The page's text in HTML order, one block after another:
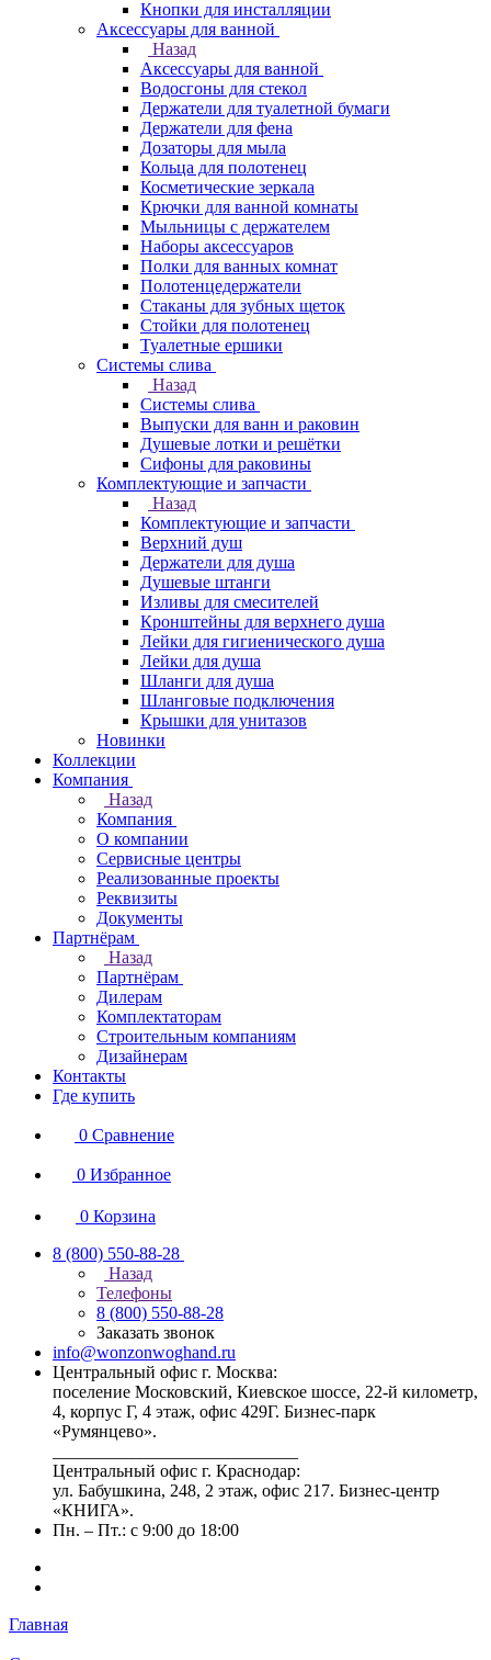
Кнопки для инсталляции
Аксессуары для ванной
Назад
Аксессуары для ванной
Водосгоны для стекол
Держатели для туалетной бумаги
Держатели для фена
Дозаторы для мыла
Кольца для полотенец
Косметические зеркала
Крючки для ванной комнаты
Мыльницы с держателем
Наборы аксессуаров
Полки для ванных комнат
Полотенцедержатели
Стаканы для зубных щеток
Стойки для полотенец
Туалетные ершики
Системы слива
Назад
Системы слива
Выпуски для ванн и раковин
Душевые лотки и решётки
Сифоны для раковины
Комплектующие и запчасти
Назад
Комплектующие и запчасти
Верхний душ
Держатели для душа
Душевые штанги
Изливы для смесителей
Кронштейны для верхнего душа
Лейки для гигиенического душа
Лейки для душа
Шланги для душа
Шланговые подключения
Крышки для унитазов
Новинки
Коллекции
Компания
Назад
Компания
О компании
Сервисные центры
Реализованные проекты
Реквизиты
Документы
Партнёрам
Назад
Партнёрам
Дилерам
Комплектаторам
Строительным компаниям
Дизайнерам
Контакты
Где купить
0 Сравнение
0 Избранное
0 Корзина
8 (800) 550-88-28
Назад
Телефоны
8 (800) 550-88-28
Заказать звонок
info@wonzonwoghand.ru
Центральный офис г. Москва:
поселение Московский, Киевское шоссе, 22-й километр,
4, корпус Г, 4 этаж, офис 429Г. Бизнес-парк
«Румянцево».
Центральный офис г. Краснодар:
ул. Бабушкина, 248, 2 этаж, офис 217. Бизнес-центр
«КНИГА».
Пн. – Пт.: с 9:00 до 18:00
Главная